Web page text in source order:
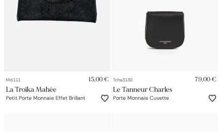
Md111 15,00 €
La Troika Mahée
Petit Porte Monnaie Effet Brillant
Tcha3130 79,00 €
Le Tanneur Charles
Porte Monnaie Cuvette